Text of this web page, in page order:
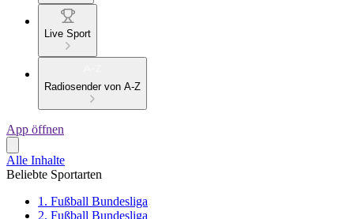
Live Sport
Radiosender von A-Z
App öffnen
Alle Inhalte
Beliebte Sportarten
1. Fußball Bundesliga
2. Fußball Bundesliga